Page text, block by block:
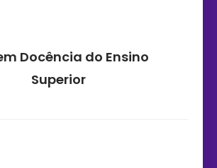
Docência do Ensino
Superior